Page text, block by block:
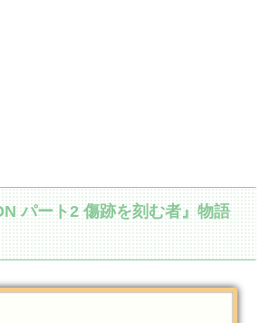
パート2 傷跡を刻む者』物語